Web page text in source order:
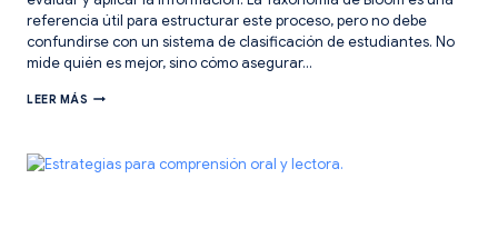
referencia útil para estructurar este proceso, pero no debe
confundirse con un sistema de clasificación de estudiantes. No
mide quién es mejor, sino cómo asegurar…
LEER MÁS COMPRENSIÓN
DE